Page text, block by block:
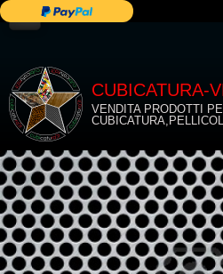
CUBICATURA-
VENDITA PRODOTTI